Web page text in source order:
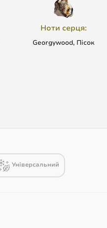
Ноти серця:
Georgywood, Пісок
Універсальний